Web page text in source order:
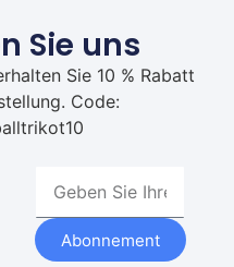
Sie uns
Sie 10 % Rabatt
Code:
Abonnement